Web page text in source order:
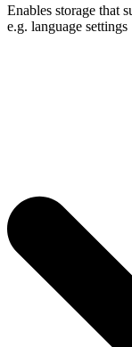
Enables storage that
e.g. language settings